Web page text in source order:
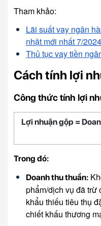
Tham khảo:
Lãi suất vay ngân
nhật mới nhất 7/2024
Thủ tục vay tiền
Cách tính lợi
Công thức tính lợi
Lợi nhuận gộp =
Trong đó:
Doanh thu thuần:
phẩm/dịch vụ đã trừ
khẩu thiếu tiêu thụ
chiết khấu thương